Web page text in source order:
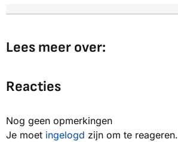
Lees meer over:
Reacties
Nog geen opmerkingen
Je moet ingelogd zijn om te reageren.